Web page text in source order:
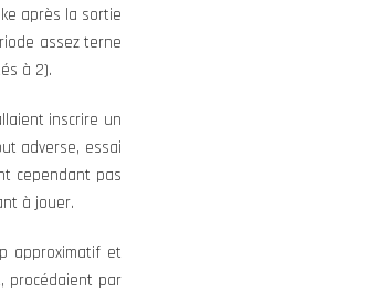
après la sortie
assez terne
à 2).
inscrire un
adverse, essai
cependant pas
à jouer.
approximatif et
procédaient par